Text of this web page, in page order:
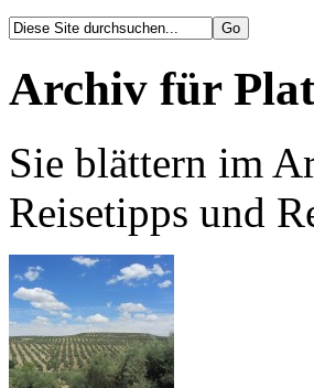
Archiv für
Sie blättern im
Reisetipps und